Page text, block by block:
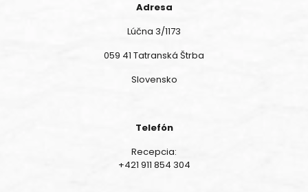
Adresa
Lúčna 3/1173
059 41 Tatranská Štrba
Slovensko
Telefón
Recepcia:
+421 911 854 304